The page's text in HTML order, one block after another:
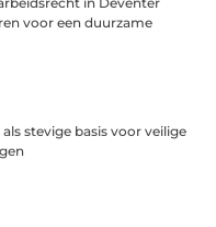
voor een duurzame
als stevige basis voor veilige